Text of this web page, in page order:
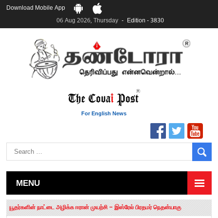
Download Mobile App
06 Aug 2026, Thursday
Edition - 3830
For English News
MENU
யூதர்களின் நாட்டை அழிக்க ஈரான் முயற்சி – இஸ்ரேல் பிரதமர் நெதன்யாகு